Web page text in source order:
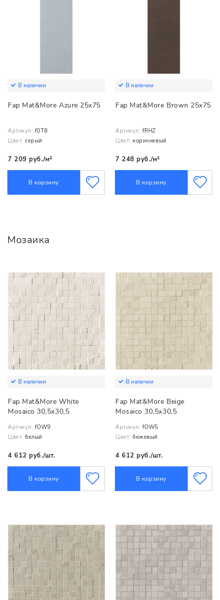
В наличии
Fap Mat&More Azure 25x75
Артикул: f0T8
Цвет: серый
7 209 руб./м²
В корзину
В наличии
Fap Mat&More Brown 25x75
Артикул: fRHZ
Цвет: коричневый
7 248 руб./м²
В корзину
Мозаика
В наличии
Fap Mat&More White
Mosaico 30,5x30,5
Артикул: fOW9
Цвет: белый
4 612 руб./шт.
В корзину
В наличии
Fap Mat&More Beige
Mosaico 30,5x30,5
Артикул: fOW5
Цвет: бежевый
4 612 руб./шт.
В корзину